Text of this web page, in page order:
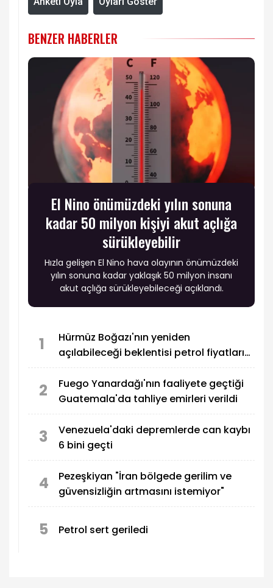
BENZER HABERLER
El Nino önümüzdeki yılın sonuna
kadar 50 milyon kişiyi akut açlığa
sürükleyebilir
Hızla gelişen El Nino hava olayının önümüzdeki
yılın sonuna kadar yaklaşık 50 milyon insanı
akut açlığa sürükleyebileceği açıklandı.
1
Hürmüz Boğazı'nın yeniden
açılabileceği beklentisi petrol fiyatlarını
2
Fuego Yanardağı'nın faaliyete geçtiği
Guatemala'da tahliye emirleri verildi
3
Venezuela'daki depremlerde can kaybı
6 bini geçti
4
Pezeşkiyan "İran bölgede gerilim ve
güvensizliğin artmasını istemiyor"
5 Petrol sert geriledi